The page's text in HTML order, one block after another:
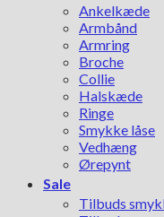
Ankelkæde
Armbånd
Armring
Broche
Collie
Halskæde
Ringe
Smykke låse
Vedhæng
Ørepynt
Sale
Tilbuds